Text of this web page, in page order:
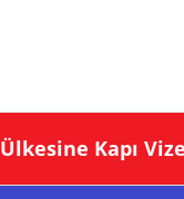
İtalya Ülkesine